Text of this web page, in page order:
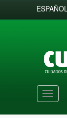
Toggle